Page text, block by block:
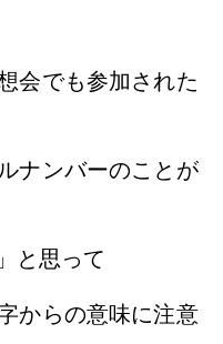
会でも参加された
ナンバーのことが
と思って
からの意味に注意